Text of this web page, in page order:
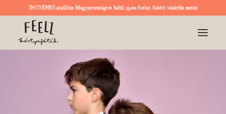
INGYENES szállítás Magyarországon belül 15.000 forint feletti vásárlás esetén
KEZDŐOLDAL